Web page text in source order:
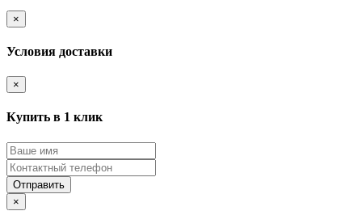
×
Условия доставки
×
Купить в 1 клик
Отправить
×